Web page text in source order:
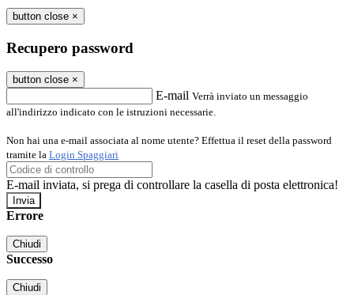
button close ×
Recupero password
button close ×
E-mail Verrà inviato un messaggio
all'indirizzo indicato con le istruzioni necessarie.
Non hai una e-mail associata al nome utente? Effettua il reset della password
tramite la Login Spaggiari
E-mail inviata, si prega di controllare la casella di posta elettronica!
Errore
Chiudi
Successo
Chiudi